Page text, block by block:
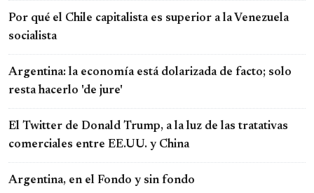
Por qué el Chile capitalista es superior a la Venezuela
socialista
Argentina: la economía está dolarizada de facto; solo
resta hacerlo 'de jure'
El Twitter de Donald Trump, a la luz de las tratativas
comerciales entre EE.UU. y China
Argentina, en el Fondo y sin fondo